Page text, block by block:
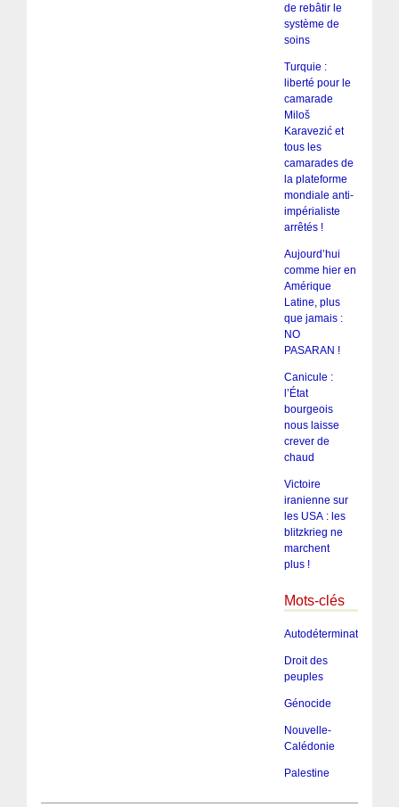
de rebâtir le
système de
soins
Turquie :
liberté pour le
camarade
Miloš
Karavezić et
tous les
camarades de
la plateforme
mondiale anti-
impérialiste
arrêtés !
Aujourd’hui
comme hier en
Amérique
Latine, plus
que jamais :
NO
PASARAN !
Canicule :
l’État
bourgeois
nous laisse
crever de
chaud
Victoire
iranienne sur
les USA : les
blitzkrieg ne
marchent
plus !
Mots-clés
Autodétermination
Droit des
peuples
Génocide
Nouvelle-
Calédonie
Palestine